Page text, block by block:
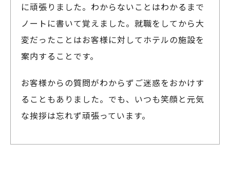
に頑張りました。わからないことはわかるまで
ノートに書いて覚えました。就職をしてから大
変だったことはお客様に対してホテルの施設を
案内することです。
お客様からの質問がわからずご迷惑をおかけす
ることもありました。でも、いつも笑顔と元気
な挨拶は忘れず頑張っています。